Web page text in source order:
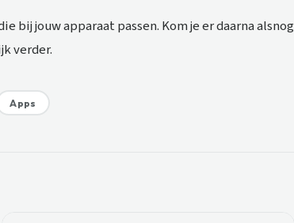
jouw apparaat passen. Kom je er daarna alsnog
verder.
Apps